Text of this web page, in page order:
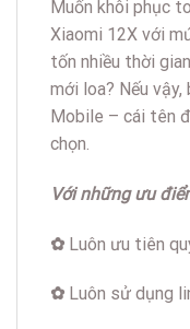
Muốn khôi phục
Xiaomi 12X với
tốn nhiều thời
mới loa? Nếu
Mobile – cái tên
chọn.
Với những ưu
✿ Luôn ưu tiên
✿ Luôn sử dụng